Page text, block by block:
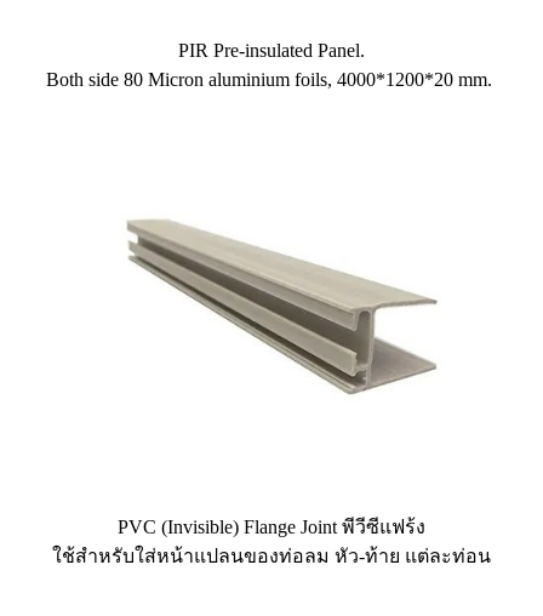
PIR Pre-insulated Panel.
Both side 80 Micron aluminium foils, 4000*1200*20 mm.
PVC (Invisible) Flange Joint พีวีซีแฟร้ง
ใช้สำหรับใส่หน้าแปลนของท่อลม หัว-ท้าย แต่ละท่อน